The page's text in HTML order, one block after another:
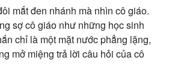
mắt đen nhánh mà nhìn cô giáo.
sợ cô giáo như những học sinh
chỉ là một mặt nước phẳng lặng,
mở miệng trả lời câu hỏi của cô